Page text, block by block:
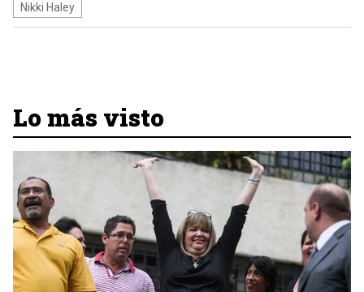
Nikki Haley
Lo más visto